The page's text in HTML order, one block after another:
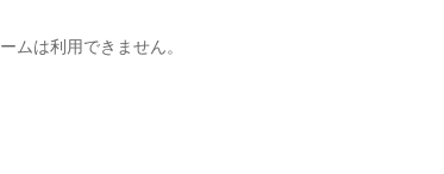
ムは利用できません。